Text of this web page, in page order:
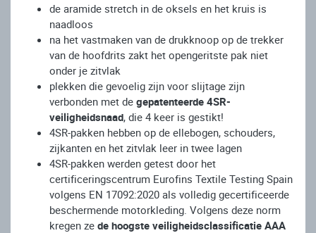
de aramide stretch in de oksels en het kruis is
naadloos
na het vastmaken van de drukknoop op de trekker
van de hoofdrits zakt het opengeritste pak niet
onder je zitvlak
plekken die gevoelig zijn voor slijtage zijn
verbonden met de gepatenteerde 4SR-
veiligheidsnaad, die 4 keer is gestikt!
4SR-pakken hebben op de ellebogen, schouders,
zijkanten en het zitvlak leer in twee lagen
4SR-pakken werden getest door het
certificeringscentrum Eurofins Textile Testing Spain
volgens EN 17092:2020 als volledig gecertificeerde
beschermende motorkleding. Volgens deze norm
kregen ze de hoogste veiligheidsclassificatie AAA